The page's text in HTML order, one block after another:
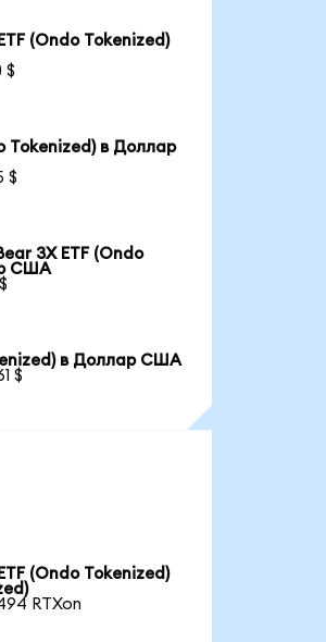
(Ondo Tokenized)
$
Tokenized) в Доллар
$
3X ETF (Ondo
США
в Доллар США
$
(Ondo Tokenized)
RTXon